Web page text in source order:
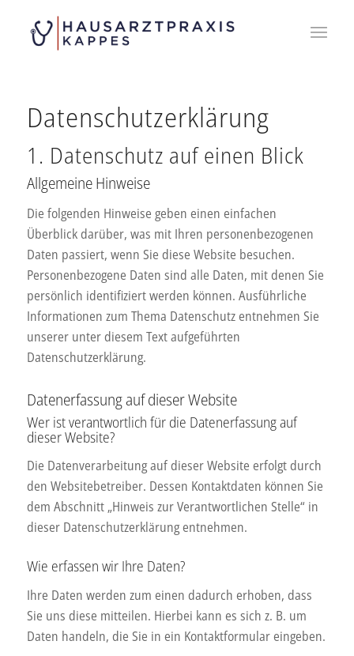
Datenschutz­erklärung
1. Datenschutz auf einen Blick
Allgemeine Hinweise
Die folgenden Hinweise geben einen einfachen
Überblick darüber, was mit Ihren personenbezogenen
Daten passiert, wenn Sie diese Website besuchen.
Personenbezogene Daten sind alle Daten, mit denen Sie
persönlich identifiziert werden können. Ausführliche
Informationen zum Thema Datenschutz entnehmen Sie
unserer unter diesem Text aufgeführten
Datenschutzerklärung.
Datenerfassung auf dieser Website
Wer ist verantwortlich für die Datenerfassung auf
dieser Website?
Die Datenverarbeitung auf dieser Website erfolgt durch
den Websitebetreiber. Dessen Kontaktdaten können Sie
dem Abschnitt „Hinweis zur Verantwortlichen Stelle“ in
dieser Datenschutzerklärung entnehmen.
Wie erfassen wir Ihre Daten?
Ihre Daten werden zum einen dadurch erhoben, dass
Sie uns diese mitteilen. Hierbei kann es sich z. B. um
Daten handeln, die Sie in ein Kontaktformular eingeben.